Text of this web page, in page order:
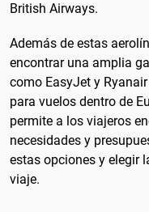
British Airways.
Además de estas
encontrar una amplia
como EasyJet y
para vuelos dentro de
permite a los viajeros
necesidades y
estas opciones y elegir
viaje.